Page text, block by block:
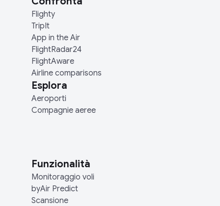
Flighty
TripIt
App in the Air
FlightRadar24
FlightAware
Airline comparisons
Esplora
Aeroporti
Compagnie aeree
Funzionalità
Monitoraggio voli
byAir Predict
Scansione